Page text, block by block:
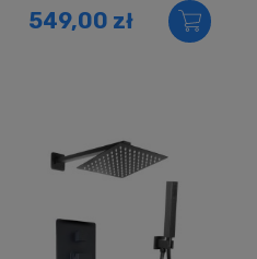
Deszczownica 20
549,00 zł